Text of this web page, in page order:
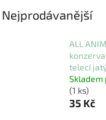
Nejprodávanější
ALL
konzerva
telecí
Skladem
(1 ks)
35 Kč